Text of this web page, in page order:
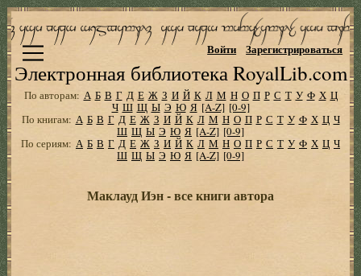
Электронная библиотека RoyalLib.com
Войти Зарегистрироваться
По авторам: А Б В Г Д Е Ж З И Й К Л М Н О П Р С Т У Ф Х Ц
Ч Ш Щ Ы Э Ю Я [A-Z] [0-9]
По книгам: А Б В Г Д Е Ж З И Й К Л М Н О П Р С Т У Ф Х Ц Ч
Ш Щ Ы Э Ю Я [A-Z] [0-9]
По сериям: А Б В Г Д Е Ж З И Й К Л М Н О П Р С Т У Ф Х Ц Ч
Ш Щ Ы Э Ю Я [A-Z] [0-9]
Маклауд Иэн - все книги автора